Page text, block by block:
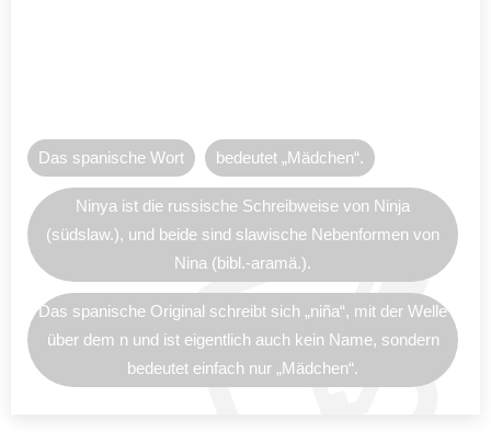
Das spanische Wort bedeutet „Mädchen“.
Ninya ist die russische Schreibweise von Ninja
(südslaw.), und beide sind slawische Nebenformen von
Nina (bibl.-aramä.).
Das spanische Original schreibt sich „niña“, mit der Welle
über dem n und ist eigentlich auch kein Name, sondern
bedeutet einfach nur „Mädchen“.